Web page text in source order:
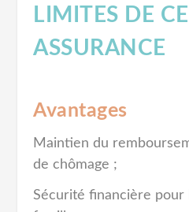
LIMITES DE
ASSURANCE
Avantages
Maintien du
de chômage ;
Sécurité financière pour